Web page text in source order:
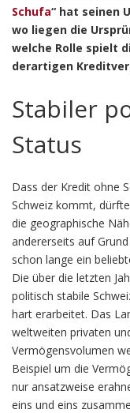
Schufa“ hat seinen
wo liegen die
welche Rolle spielt
derartigen
Stabiler
Status
Dass der Kredit ohne
Schweiz kommt,
die geographische
andererseits auf
schon lange ein
Die über die letzten
politisch stabile
hart erarbeitet. Das
weltweiten privaten
Vermögensvolumen
Beispiel um die
nur ansatzweise
eins und eins